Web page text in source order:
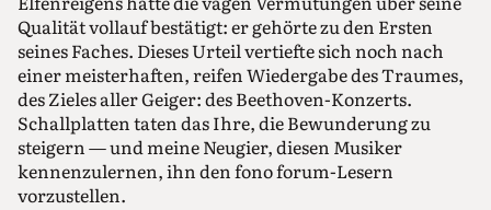
Qualität vollauf bestätigt: er gehörte zu den Ersten
seines Faches. Dieses Urteil vertiefte sich noch nach
einer meisterhaften, reifen Wiedergabe des Traumes,
des Zieles aller Geiger: des Beethoven-Konzerts.
Schallplatten taten das Ihre, die Bewunderung zu
steigern — und meine Neugier, diesen Musiker
kennenzulernen, ihn den fono forum-Lesern
vorzustellen.